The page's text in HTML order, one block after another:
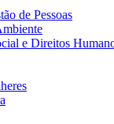
de Pessoas
e Direitos